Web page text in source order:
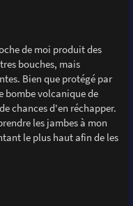
de moi produit des
bouches, mais
Bien que protégé par
bombe volcanique de
chances d'en réchapper.
les jambes à mon
le plus haut afin de les